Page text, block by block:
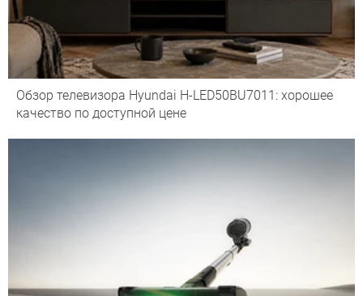
Обзор телевизора Hyundai H-LED50BU7011: хорошее
качество по доступной цене